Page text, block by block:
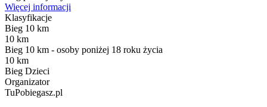
Więcej informacji
Klasyfikacje
Bieg 10 km
10 km
Bieg 10 km - osoby poniżej 18 roku życia
10 km
Bieg Dzieci
Organizator
TuPobiegasz.pl